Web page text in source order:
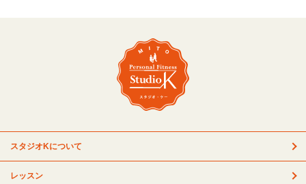
スタジオKについて
レッスン